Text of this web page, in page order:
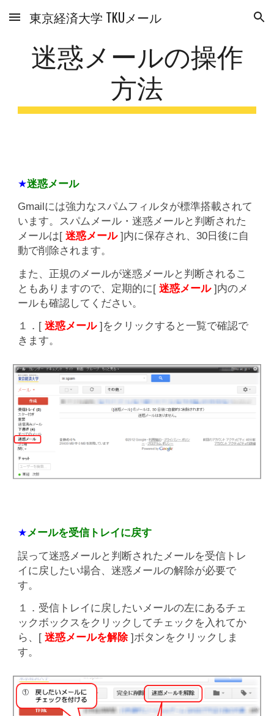
Skip to main content Skip to navigation
東京経済大学 TKUメール
迷惑メールの操作
方法
★迷惑メール
Gmailには強力なスパムフィルタが標準搭載されて
います。スパムメール・迷惑メールと判断された
メールは[迷惑メール]内に保存され、30日後に自
動で削除されます。
また、正規のメールが迷惑メールと判断されるこ
ともありますので、定期的に[迷惑メール]内のメ
ールも確認してください。
１．[迷惑メール]をクリックすると一覧で確認で
きます。
★メールを受信トレイに戻す
誤って迷惑メールと判断されたメールを受信トレ
イに戻したい場合、迷惑メールの解除が必要で
す。
１．受信トレイに戻したいメールの左にあるチェ
ックボックスをクリックしてチェックを入れてか
ら、[迷惑メールを解除 ]ボタンをクリックしま
す。